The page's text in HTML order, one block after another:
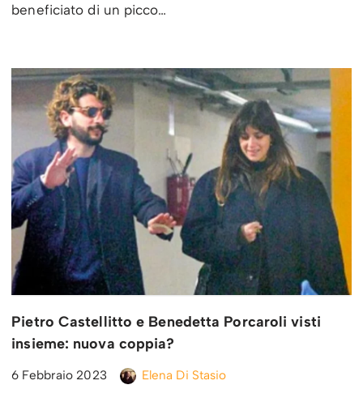
beneficiato di un picco…
Pietro Castellitto e Benedetta Porcaroli visti
insieme: nuova coppia?
6 Febbraio 2023 Elena Di Stasio